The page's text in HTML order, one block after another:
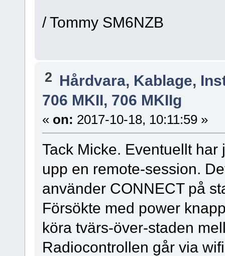
/ Tommy SM6NZB
2 Hårdvara, Kablage,
706 MKII, 706 MKIIg
« on: 2017-10-18, 10:11:59 »
Tack Micke. Eventuellt
upp en remote-session.
använder CONNECT på
Försökte med power
köra tvärs-över-staden
Radiocontrollen går via